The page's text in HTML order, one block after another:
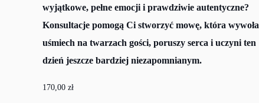
wyjątkowe, pełne emocji i prawdziwie autentyczne?
Konsultacje pomogą Ci stworzyć mowę, która wywoła
uśmiech na twarzach gości, poruszy serca i uczyni ten
dzień jeszcze bardziej niezapomnianym.
170,00 zł